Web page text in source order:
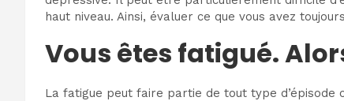
haut niveau. Ainsi, évaluer ce que vous avez
Vous êtes fatigué.
La fatigue peut faire partie de tout type